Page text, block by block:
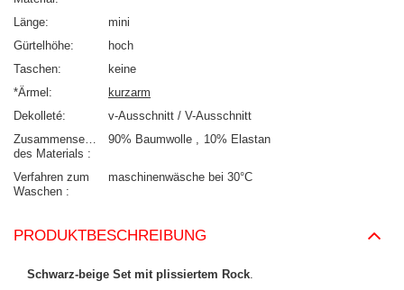
Länge
mini
Gürtelhöhe
hoch
Taschen
keine
*Ärmel
kurzarm
Dekolleté
v-Ausschnitt / V-Ausschnitt
Zusammensetzung
des Materials
90% Baumwolle 10% Elastan
Verfahren zum
Waschen
maschinenwäsche bei 30°C
PRODUKTBESCHREIBUNG
Schwarz-beige Set mit plissiertem Rock.